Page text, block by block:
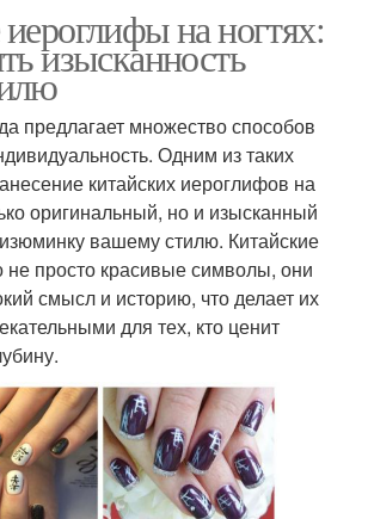
на ногтях:
изысканность
предлагает множество способов
Одним из таких
китайских иероглифов на
оригинальный, но и изысканный
вашему стилю. Китайские
просто красивые символы, они
смысл и историю, что делает их
для тех, кто ценит